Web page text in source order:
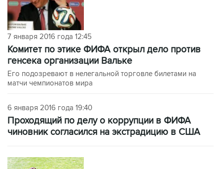
7 января 2016 года 12:45
Комитет по этике ФИФА открыл дело против
генсека организации Вальке
Его подозревают в нелегальной торговле билетами на
матчи чемпионатов мира
6 января 2016 года 19:40
Проходящий по делу о коррупции в ФИФА
чиновник согласился на экстрадицию в США